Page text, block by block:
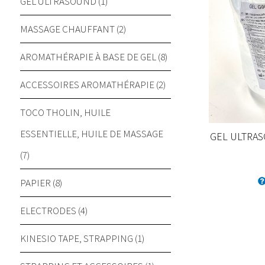
MASSAGE CHAUFFANT (2)
AROMATHÉRAPIE À BASE DE GEL (8)
ACCESSOIRES AROMATHÉRAPIE (2)
TOCO THOLIN, HUILE
ESSENTIELLE, HUILE DE MASSAGE
(7)
PAPIER (8)
ELECTRODES (4)
KINESIO TAPE, STRAPPING (1)
GEL